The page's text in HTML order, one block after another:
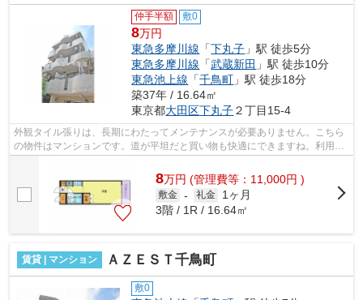
仲手半額 敷0
8万円
東急多摩川線 「下丸子 」駅 徒歩5分
東急多摩川線 「武蔵新田 」駅 徒歩10分
東急池上線 「千鳥町 」駅 徒歩18分
築37年 / 16.64㎡
東京都大田区下丸子２丁目15-4
外観タイル張りは、長期にわたってメンテナンスが必要ありません。こちら
の物件はマンションです。道が平坦だと買い物も快適にできますね。利用可
能な駅が2駅あり、利便性の高い物件で...
8万円 (管理費等：11,000円 )
敷金 - 礼金
1ヶ月
3階 / 1R / 16.64㎡
賃貸 | マンション ＡＺＥＳＴ千鳥町
敷0